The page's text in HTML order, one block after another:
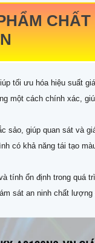
tối ưu hóa hiệu suất
một cách chính xác,
sảo, giúp quan sát và
có khả năng tái tạo
tính ổn định trong quá
sát an ninh chất lượng